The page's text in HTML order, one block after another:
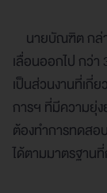
นายบัณฑิต กล่า
เลื่อนออกไป กว่า
เป็นส่วนงานที่เกี่
การฯ ที่มีความยุ่
ต้องทำการทดสอ
ได้ตามมาตรฐาน